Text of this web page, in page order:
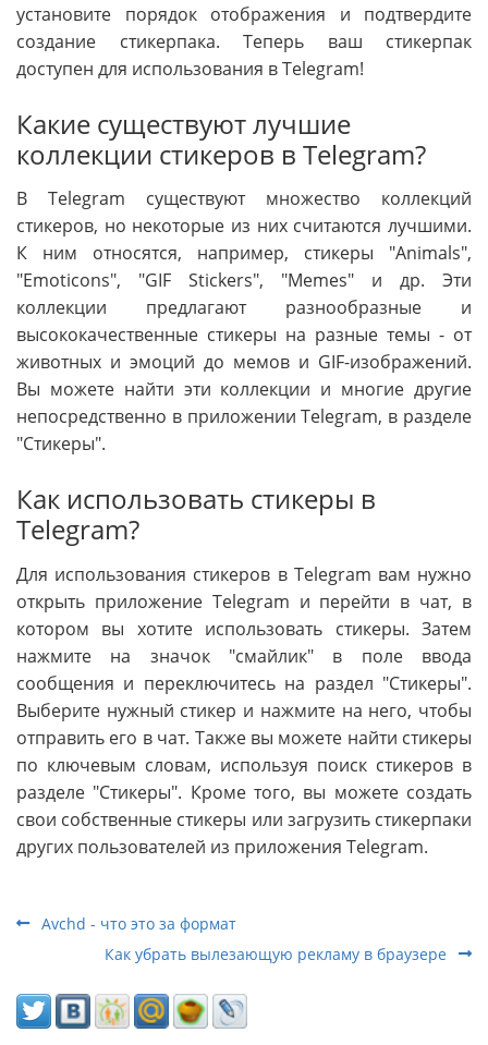
установите порядок отображения и подтвердите
создание стикерпака. Теперь ваш стикерпак
доступен для использования в Telegram!
Какие существуют лучшие
коллекции стикеров в Telegram?
В Telegram существуют множество коллекций
стикеров, но некоторые из них считаются лучшими.
К ним относятся, например, стикеры "Animals",
"Emoticons", "GIF Stickers", "Memes" и др. Эти
коллекции предлагают разнообразные и
высококачественные стикеры на разные темы - от
животных и эмоций до мемов и GIF-изображений.
Вы можете найти эти коллекции и многие другие
непосредственно в приложении Telegram, в разделе
"Стикеры".
Как использовать стикеры в
Telegram?
Для использования стикеров в Telegram вам нужно
открыть приложение Telegram и перейти в чат, в
котором вы хотите использовать стикеры. Затем
нажмите на значок "смайлик" в поле ввода
сообщения и переключитесь на раздел "Стикеры".
Выберите нужный стикер и нажмите на него, чтобы
отправить его в чат. Также вы можете найти стикеры
по ключевым словам, используя поиск стикеров в
разделе "Стикеры". Кроме того, вы можете создать
свои собственные стикеры или загрузить стикерпаки
других пользователей из приложения Telegram.
Avchd - что это за формат
Как убрать вылезающую рекламу в браузере